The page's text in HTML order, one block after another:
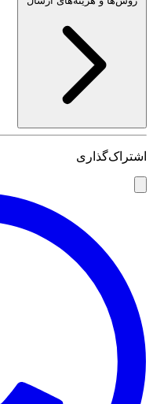
اشتراک‌گذاری